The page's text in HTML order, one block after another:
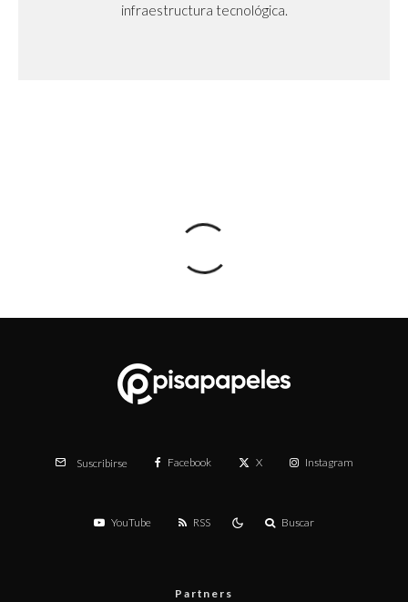
infraestructura tecnológica.
Suscribirse Facebook X Instagram
YouTube RSS Buscar
Partners